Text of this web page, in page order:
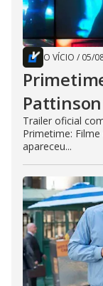
O VÍCIO / 05/
Trailer oficial
Primetime:
apareceu...